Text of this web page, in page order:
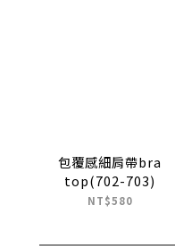
包覆感細肩帶bra
top(702-703)
NT$580